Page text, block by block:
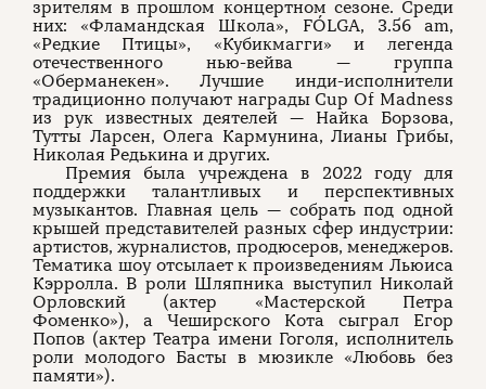
зрителям в прошлом концертном сезоне. Среди
них: «Фламандская Школа», FÓLGA, 3.56 am,
«Редкие Птицы», «Кубикмагги» и легенда
отечественного нью-вейва — группа
«Оберманекен». Лучшие инди-исполнители
традиционно получают награды Cup Of Madness
из рук известных деятелей — Найка Борзова,
Тутты Ларсен, Олега Кармунина, Лианы Грибы,
Николая Редькина и других.
Премия была учреждена в 2022 году для
поддержки талантливых и перспективных
музыкантов. Главная цель — собрать под одной
крышей представителей разных сфер индустрии:
артистов, журналистов, продюсеров, менеджеров.
Тематика шоу отсылает к произведениям Льюиса
Кэрролла. В роли Шляпника выступил Николай
Орловский (актер «Мастерской Петра
Фоменко»), а Чеширского Кота сыграл Егор
Попов (актер Театра имени Гоголя, исполнитель
роли молодого Басты в мюзикле «Любовь без
памяти»).